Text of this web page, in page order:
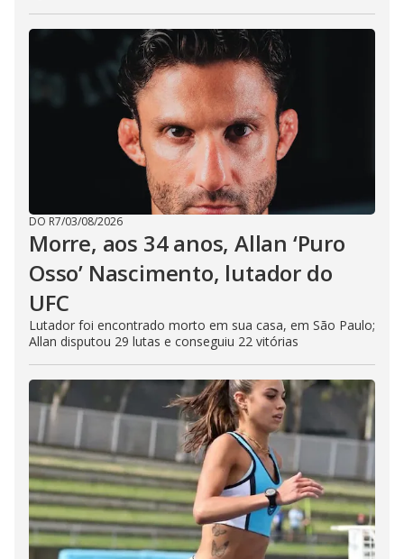
DO R7/03/08/2026
Morre, aos 34 anos, Allan ‘Puro
Osso’ Nascimento, lutador do
UFC
Lutador foi encontrado morto em sua casa, em São Paulo;
Allan disputou 29 lutas e conseguiu 22 vitórias